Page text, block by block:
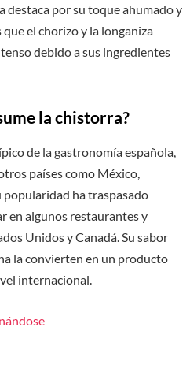
destaca por su toque ahumado y
el chorizo y la longaniza
debido a sus ingredientes
la chistorra?
de la gastronomía española,
países como México,
popularidad ha traspasado
en algunos restaurantes y
Unidos y Canadá. Su sabor
la convierten en un producto
internacional.